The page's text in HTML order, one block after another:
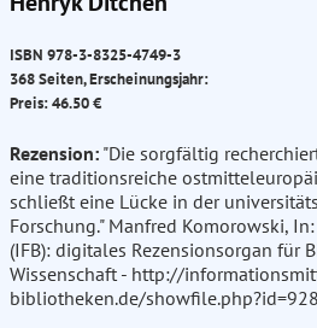
ISBN 978-3-8325-4749-3
368 Seiten, Erscheinungsjahr:
Preis: 46.50 €
Rezension: "Die sorgfältig
eine traditionsreiche
schließt eine Lücke in der
Forschung." Manfred Komorowski,
(IFB): digitales Rezensionsorgan für
Wissenschaft - http://
bibliotheken.de/